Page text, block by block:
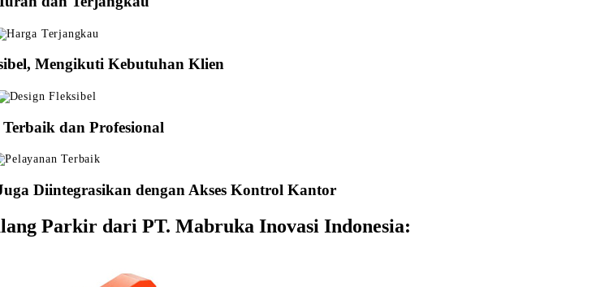
Mengikuti Kebutuhan Klien
dan Profesional
Diintegrasikan dengan Akses Kontrol Kantor
Parkir dari PT. Mabruka Inovasi Indonesia: